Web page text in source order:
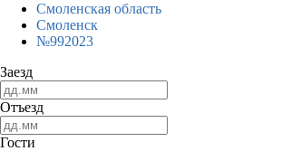
Смоленская область
Смоленск
№992023
Заезд
Отъезд
Гости